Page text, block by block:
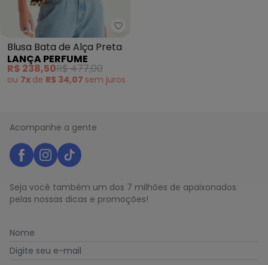
Lança Perfume - Blusa Bata de
Blusa Bata de Alça Preta
LANÇA PERFUME
R$ 238,50R$ 477,00
ou 7x de R$ 34,07 sem juros
Acompanhe a gente
Seja você também um dos 7 milhões de apaixonados
pelas nossas dicas e promoções!
Nome
Digite seu e-mail